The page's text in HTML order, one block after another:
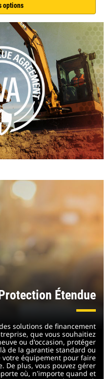
options
Étendue
solutions de financement
que vous souhaitiez
ou d'occasion, protéger
de la garantie standard ou
équipement pour faire
De plus, vous pouvez gérer
où, n'importe quand et